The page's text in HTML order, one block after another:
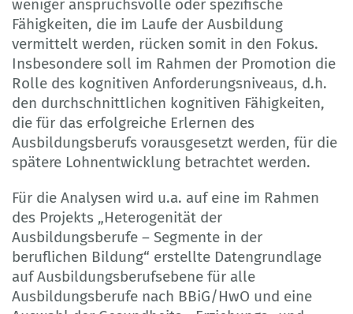
weniger anspruchsvolle oder spezifische
Fähigkeiten, die im Laufe der Ausbildung
vermittelt werden, rücken somit in den Fokus.
Insbesondere soll im Rahmen der Promotion die
Rolle des kognitiven Anforderungsniveaus, d.h.
den durchschnittlichen kognitiven Fähigkeiten,
die für das erfolgreiche Erlernen des
Ausbildungsberufs vorausgesetzt werden, für die
spätere Lohnentwicklung betrachtet werden.
Für die Analysen wird u.a. auf eine im Rahmen
des Projekts „Heterogenität der
Ausbildungsberufe – Segmente in der
beruflichen Bildung“ erstellte Datengrundlage
auf Ausbildungsberufsebene für alle
Ausbildungsberufe nach BBiG/HwO und eine